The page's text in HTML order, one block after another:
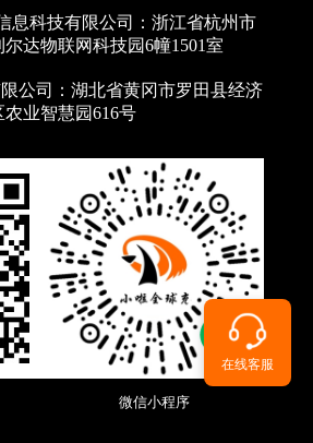
科技有限公司：浙江省杭州市
达物联网科技园6幢1501室
公司：湖北省黄冈市罗田县经济
农业智慧园616号
微信小程序
在线客服